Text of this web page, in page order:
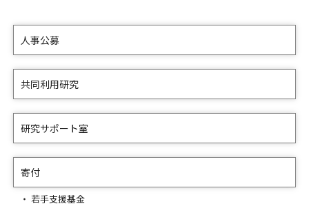
人事公募
共同利用研究
研究サポート室
寄付
若手支援基金